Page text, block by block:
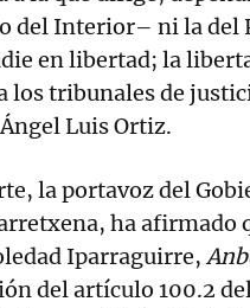
del Interior– ni la del
en libertad; la
los tribunales de
Luis Ortiz.
la portavoz del
ha afirmado
Iparraguirre,
del artículo 100.2